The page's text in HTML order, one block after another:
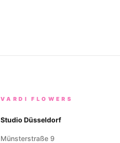
VARDI FLOWERS
Studio Düsseldorf
Münsterstraße 9